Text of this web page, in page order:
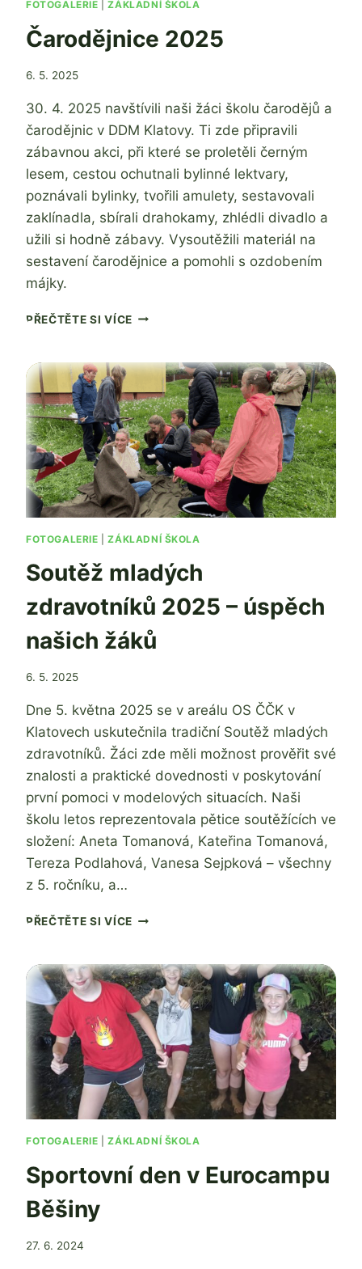
FOTOGALERIE |ZÁKLADNÍ ŠKOLA
Čarodějnice 2025
Od
Adamec
6. 5. 2025
30. 4. 2025 navštívili naši žáci školu čarodějů a
čarodějnic v DDM Klatovy. Ti zde připravili
zábavnou akci, při které se proletěli černým
lesem, cestou ochutnali bylinné lektvary,
poznávali bylinky, tvořili amulety, sestavovali
zaklínadla, sbírali drahokamy, zhlédli divadlo a
užili si hodně zábavy. Vysoutěžili materiál na
sestavení čarodějnice a pomohli s ozdobením
májky.
PŘEČTĚTE SI VÍCEČARODĚJNICE
FOTOGALERIE |ZÁKLADNÍ ŠKOLA
Soutěž mladých
zdravotníků 2025 – úspěch
našich žáků
Od
Adamec
6. 5. 2025
Dne 5. května 2025 se v areálu OS ČČK v
Klatovech uskutečnila tradiční Soutěž mladých
zdravotníků. Žáci zde měli možnost prověřit své
znalosti a praktické dovednosti v poskytování
první pomoci v modelových situacích. Naši
školu letos reprezentovala pětice soutěžících ve
složení: Aneta Tomanová, Kateřina Tomanová,
Tereza Podlahová, Vanesa Sejpková – všechny
z 5. ročníku, a…
PŘEČTĚTE SI VÍCESOUTĚŽ
2025
–
ÚSPĚCH
NAŠICH
ŽÁKŮ
FOTOGALERIE |ZÁKLADNÍ ŠKOLA
Sportovní den v Eurocampu
Běšiny
Od
27. 6. 2024